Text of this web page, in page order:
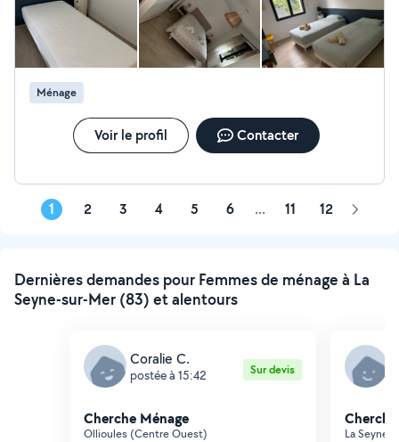
Ménage
Voir le profil Contacter
1 2 3 4 5 6 ... 11 12 Page
Dernières demandes pour Femmes de ménage à La
Seyne-sur-Mer (83) et alentours
Coralie C.
postée à 15:42 Sur devis
Cherche Ménage
Ollioules (Centre Ouest)
La Seyne-